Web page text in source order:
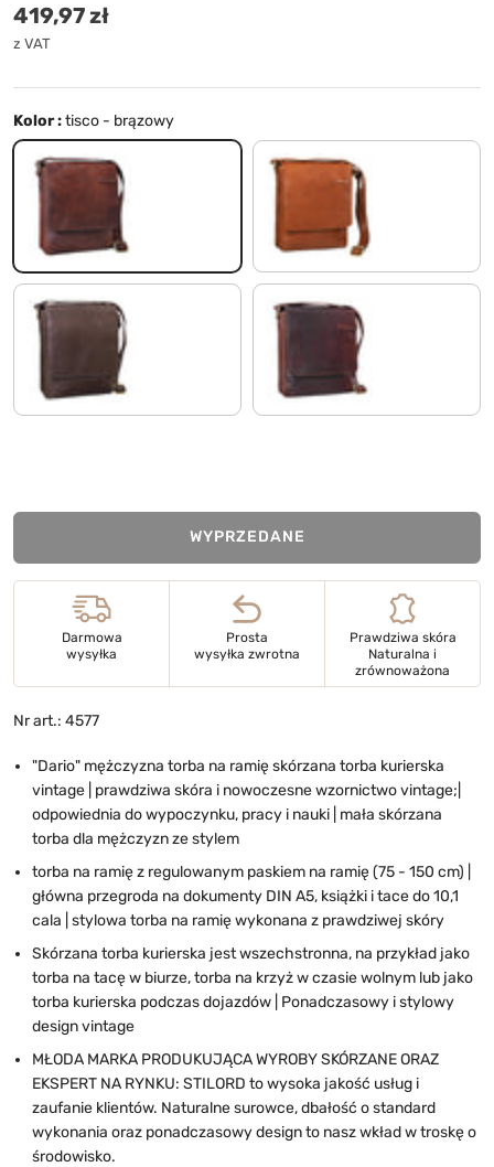
Cena standardowa
419,97 zł
z VAT
Kolor :tisco - brązowy
tisco - brązowy koniakowy brąz
matowy ciemny brąz koniakowy - ciemnobrązowy
WYPRZEDANE
Darmowa
wysyłka
Prosta
wysyłka zwrotna
Prawdziwa skóra
Naturalna i
zrównoważona
Nr art.: 4577
"Dario" mężczyzna torba na ramię skórzana torba kurierska
vintage | prawdziwa skóra i nowoczesne wzornictwo vintage;|
odpowiednia do wypoczynku, pracy i nauki | mała skórzana
torba dla mężczyzn ze stylem
torba na ramię z regulowanym paskiem na ramię (75 - 150 cm) |
główna przegroda na dokumenty DIN A5, książki i tace do 10,1
cala | stylowa torba na ramię wykonana z prawdziwej skóry
Skórzana torba kurierska jest wszechstronna, na przykład jako
torba na tacę w biurze, torba na krzyż w czasie wolnym lub jako
torba kurierska podczas dojazdów | Ponadczasowy i stylowy
design vintage
MŁODA MARKA PRODUKUJĄCA WYROBY SKÓRZANE ORAZ
EKSPERT NA RYNKU: STILORD to wysoka jakość usług i
zaufanie klientów. Naturalne surowce, dbałość o standard
wykonania oraz ponadczasowy design to nasz wkład w troskę o
środowisko.